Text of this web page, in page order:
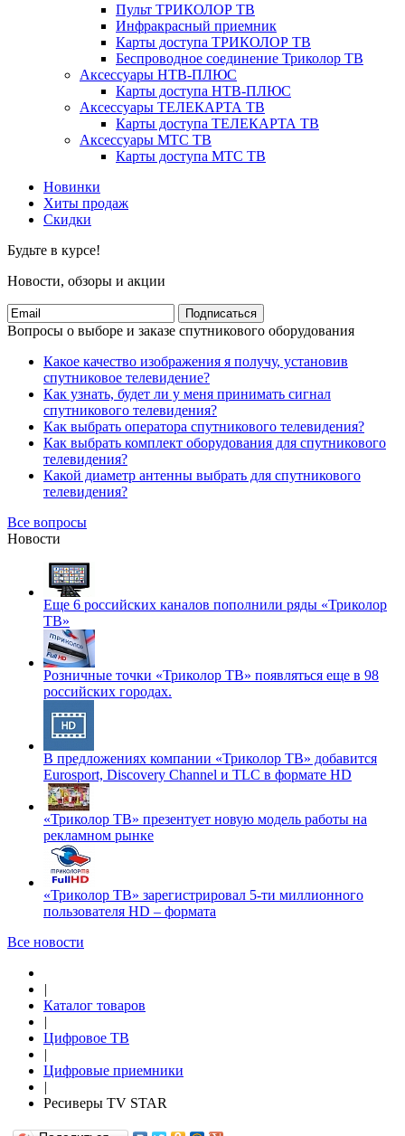
Пульт ТРИКОЛОР ТВ
Инфракрасный приемник
Карты доступа ТРИКОЛОР ТВ
Беспроводное соединение Триколор ТВ
Аксессуары НТВ-ПЛЮС
Карты доступа НТВ-ПЛЮС
Аксессуары ТЕЛЕКАРТА ТВ
Карты доступа ТЕЛЕКАРТА ТВ
Аксессуары МТС ТВ
Карты доступа МТС ТВ
Новинки
Хиты продаж
Скидки
Будьте в курсе!
Новости, обзоры и акции
Подписаться
Вопросы о выборе и заказе спутникового оборудования
Какое качество изображения я получу, установив
спутниковое телевидение?
Как узнать, будет ли у меня принимать сигнал
спутникового телевидения?
Как выбрать оператора спутникового телевидения?
Как выбрать комплект оборудования для спутникового
телевидения?
Какой диаметр антенны выбрать для спутникового
телевидения?
Все вопросы
Новости
Еще 6 российских каналов пополнили ряды «Триколор
ТВ»
Розничные точки «Триколор ТВ» появляться еще в 98
российских городах.
В предложениях компании «Триколор ТВ» добавится
Eurosport, Discovery Channel и TLC в формате HD
«Триколор ТВ» презентует новую модель работы на
рекламном рынке
«Триколор ТВ» зарегистрировал 5-ти миллионного
пользователя HD – формата
Все новости
|
Каталог товаров
|
Цифровое ТВ
|
Цифровые приемники
|
Ресиверы TV STAR